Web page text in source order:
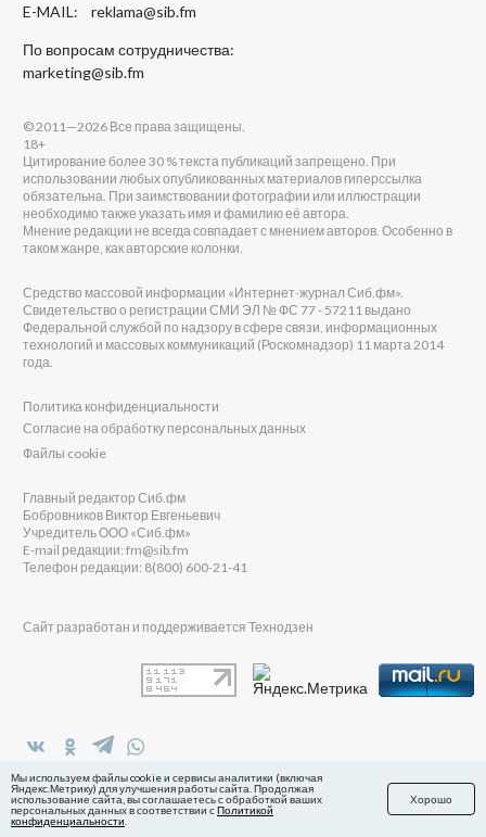
E-MAIL: reklama@sib.fm
По вопросам сотрудничества:
marketing@sib.fm
в Яндекс.Дзен
© 2011—2026 Все права защищены.
18+
Цитирование более 30 % текста публикаций запрещено. При
использовании любых опубликованных материалов гиперссылка
обязательна. При заимствовании фотографии или иллюстрации
необходимо также указать имя и фамилию её автора.
Мнение редакции не всегда совпадает с мнением авторов. Особенно в
таком жанре, как авторские колонки.
Средство массовой информации «Интернет-журнал Сиб.фм».
Свидетельство о регистрации СМИ ЭЛ № ФС 77 - 57211 выдано
Федеральной службой по надзору в сфере связи, информационных
технологий и массовых коммуникаций (Роскомнадзор) 11 марта 2014
года.
Политика конфиденциальности
Согласие на обработку персональных данных
Файлы cookie
Главный редактор Сиб.фм
Бобровников Виктор Евгеньевич
Учредитель ООО «Сиб.фм»
E-mail редакции: fm@sib.fm
Телефон редакции: 8(800) 600-21-41
Сайт разработан и поддерживается Технодзен
Мы используем файлы cookie и сервисы аналитики (включая
Яндекс.Метрику) для улучшения работы сайта. Продолжая
использование сайта, вы соглашаетесь с обработкой ваших
персональных данных в соответствии сПолитикой
конфиденциальности
Хорошо